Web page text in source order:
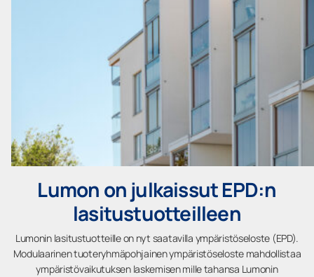
Lumon on julkaissut EPD:n
lasitustuotteilleen
Lumonin lasitustuotteille on nyt saatavilla ympäristöseloste (EPD).
Modulaarinen tuoteryhmäpohjainen ympäristöseloste mahdollistaa
ympäristövaikutuksen laskemisen mille tahansa Lumonin